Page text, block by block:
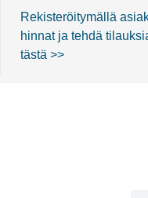
Rekisteröitymällä
hinnat ja tehdä
tästä >>